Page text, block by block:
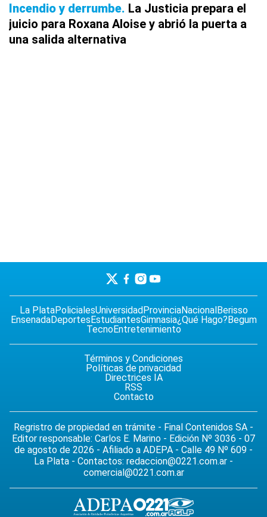
Incendio y derrumbe La Justicia prepara el
juicio para Roxana Aloise y abrió la puerta a
una salida alternativa
La PlataPolicialesUniversidadProvinciaNacionalBerisso
EnsenadaDeportesEstudiantesGimnasia¿Qué Hago?Begum
TecnoEntretenimiento
Términos y Condiciones
Políticas de privacidad
Directrices IA
RSS
Contacto
Regristro de propiedad en trámite - Final Contenidos SA -
Editor responsable: Carlos E. Marino - Edición Nº 3036 - 07
de agosto de 2026 - Afiliado a ADEPA - Calle 49 Nº 609 -
La Plata - Contactos: redaccion@0221.com.ar -
comercial@0221.com.ar